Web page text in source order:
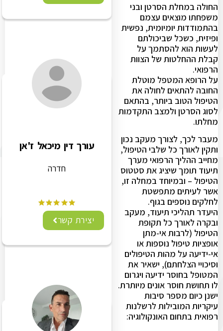
החולה במחלת הסרטן ובני
משפחתו מוצאים עצמם
בהתמודדות יומיומית, נפשית
ופיזית, כשכל שביכולתם
לעשות הוא להסתמך על
קבלת ההחלטות של הצוות
הרפואי.
על הרופא המטפל מוטלת
החובה להתאים לחולה את
הטיפול הטוב ביותר, בהתאם
לסוג הסרטן ולמצב התקדמות
מחלתו.
מעבר לכך, לצורך מעקב נכון
ותקין לאורך כל שלבי הטיפול,
מחייב ההליך הרפואי מערך
תיעוד תומך שיציג את סטטוס
הטיפול – ובמיוחד במחלה זו,
אשר לעיתים מתפשטת
לחלקים נוספים בגוף.
היעדר תהליכי תיעוד, מעקב
ובקרה לאורך כל תקופת
הטיפול (לרבות אי-מתן
אופציות טיפול נוספות או
אי-ידיעה על מהות הטיפולים
וסיכויי הצלחתם), ישאיר את
המטופל בחוסר ידיעה ויגרום
לו תחושת חוסר אונים מיותרת.
ישנן כיום מספר סיבות
עיקריות המובילות לרשלנות
רפואית בתחום האונקולוגיה:
עורך דין מיכאל ז'אן
חדרה
יצירת קשר